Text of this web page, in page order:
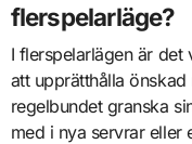
flerspelarläge?
I flerspelarlägen är
att upprätthålla
regelbundet granska
med i nya servrar eller